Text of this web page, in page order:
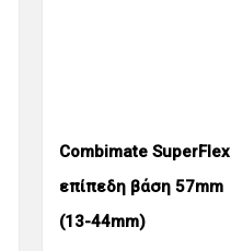
Combimate SuperFlex
επίπεδη βάση 57mm
(13-44mm)